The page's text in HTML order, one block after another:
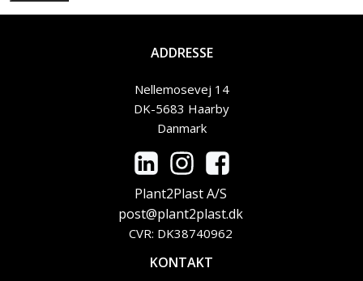
ADDRESSE
Nellemosevej 14
DK-5683 Haarby
Danmark
Plant2Plast A/S
post@plant2plast.dk
CVR: DK38740962
KONTAKT